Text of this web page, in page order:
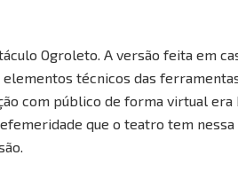
Ogroleto. A versão feita em
técnicos das
com público de forma virtual era
que o teatro tem